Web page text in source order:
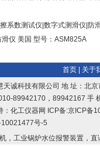
系数测试仪|数字式测滑仪|防
滑仪 美国 型号：ASM825A
首页|
关于
天诚科技有限公司 地 址：北
89942170，89942167 手
化工仪器网 ICP备:京ICP备
号-5
工业锅炉水位报警装置，